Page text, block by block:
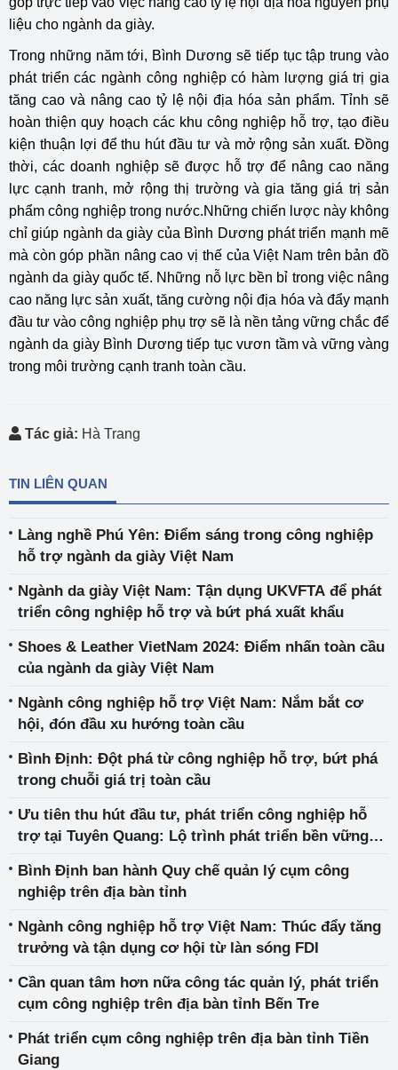
liệu cho ngành da giày.
Trong những năm tới, Bình Dương sẽ tiếp tục tập trung vào
phát triển các ngành công nghiệp có hàm lượng giá trị gia
tăng cao và nâng cao tỷ lệ nội địa hóa sản phẩm. Tỉnh sẽ
hoàn thiện quy hoạch các khu công nghiệp hỗ trợ, tạo điều
kiện thuận lợi để thu hút đầu tư và mở rộng sản xuất. Đồng
thời, các doanh nghiệp sẽ được hỗ trợ để nâng cao năng
lực cạnh tranh, mở rộng thị trường và gia tăng giá trị sản
phẩm công nghiệp trong nước.Những chiến lược này không
chỉ giúp ngành da giày của Bình Dương phát triển mạnh mẽ
mà còn góp phần nâng cao vị thế của Việt Nam trên bản đồ
ngành da giày quốc tế. Những nỗ lực bền bỉ trong việc nâng
cao năng lực sản xuất, tăng cường nội địa hóa và đẩy mạnh
đầu tư vào công nghiệp phụ trợ sẽ là nền tảng vững chắc để
ngành da giày Bình Dương tiếp tục vươn tầm và vững vàng
trong môi trường cạnh tranh toàn cầu.
Tác giả: Hà Trang
TIN LIÊN QUAN
Làng nghề Phú Yên: Điểm sáng trong công nghiệp
hỗ trợ ngành da giày Việt Nam
Ngành da giày Việt Nam: Tận dụng UKVFTA để phát
triển công nghiệp hỗ trợ và bứt phá xuất khẩu
Shoes & Leather VietNam 2024: Điểm nhấn toàn cầu
của ngành da giày Việt Nam
Ngành công nghiệp hỗ trợ Việt Nam: Nắm bắt cơ
hội, đón đầu xu hướng toàn cầu
Bình Định: Đột phá từ công nghiệp hỗ trợ, bứt phá
trong chuỗi giá trị toàn cầu
Ưu tiên thu hút đầu tư, phát triển công nghiệp hỗ
trợ tại Tuyên Quang: Lộ trình phát triển bền vững
Bình Định ban hành Quy chế quản lý cụm công
nghiệp trên địa bàn tỉnh
Ngành công nghiệp hỗ trợ Việt Nam: Thúc đẩy tăng
trưởng và tận dụng cơ hội từ làn sóng FDI
Cần quan tâm hơn nữa công tác quản lý, phát triển
cụm công nghiệp trên địa bàn tỉnh Bến Tre
Phát triển cụm công nghiệp trên địa bàn tỉnh Tiền
Giang